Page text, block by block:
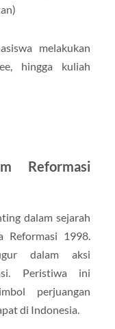
melakukan
hingga kuliah
Reformasi
dalam sejarah
Reformasi 1998.
dalam aksi
Peristiwa ini
perjuangan
di Indonesia.